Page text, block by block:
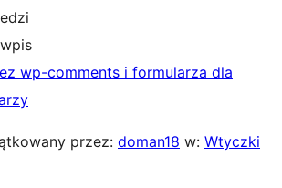
wp-comments i formularza dla
przez: doman18 w: Wtyczki